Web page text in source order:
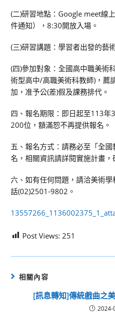
(二)研習地點：Google meet線
件通知），8:30開放入場。
(三)研習講題：學習者出發的藝
(四)參加對象：全國高中職美術
術型高中/高職美術科教師)，薦
加，准予公(差)假及課務排代。
四、報名期限：即日起至113年
200位，額滿恕不再提供報名。
五、報名方式：請務必至「全
名，相關資訊請詳閱實施計畫
六、如有任何問題，請洽美術
話(02)2501-9802。
Post Views: 251
相關內容
[訊息轉知]傳統戲曲之
2024-